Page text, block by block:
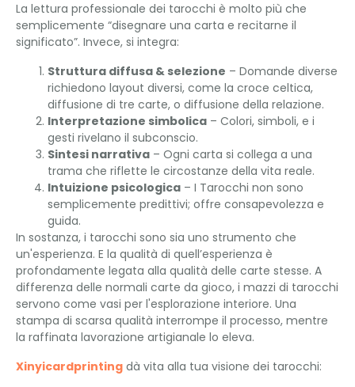
La lettura professionale dei tarocchi è molto più che
semplicemente “disegnare una carta e recitarne il
significato”. Invece, si integra:
Struttura diffusa & selezione – Domande diverse
richiedono layout diversi, come la croce celtica,
diffusione di tre carte, o diffusione della relazione.
Interpretazione simbolica – Colori, simboli, e i
gesti rivelano il subconscio.
Sintesi narrativa – Ogni carta si collega a una
trama che riflette le circostanze della vita reale.
Intuizione psicologica – I Tarocchi non sono
semplicemente predittivi; offre consapevolezza e
guida.
In sostanza, i tarocchi sono sia uno strumento che
un'esperienza. E la qualità di quell’esperienza è
profondamente legata alla qualità delle carte stesse. A
differenza delle normali carte da gioco, i mazzi di tarocchi
servono come vasi per l'esplorazione interiore. Una
stampa di scarsa qualità interrompe il processo, mentre
la raffinata lavorazione artigianale lo eleva.
Xinyicardprinting dà vita alla tua visione dei tarocchi: